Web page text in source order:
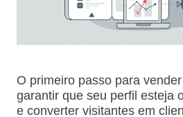
O primeiro passo para
garantir que seu perfil esteja
e converter visitantes em